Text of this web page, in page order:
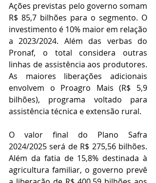
Ações previstas pelo governo somam
R$ 85,7 bilhões para o segmento. O
investimento é 10% maior em relação
a 2023/2024. Além das verbas do
Pronaf, o total considera outras
linhas de assistência aos produtores.
As maiores liberações adicionais
envolvem o Proagro Mais (R$ 5,9
bilhões), programa voltado para
assistência técnica e extensão rural.
O valor final do Plano Safra
2024/2025 será de R$ 275,56 bilhões.
Além da fatia de 15,8% destinada à
agricultura familiar, o governo prevê